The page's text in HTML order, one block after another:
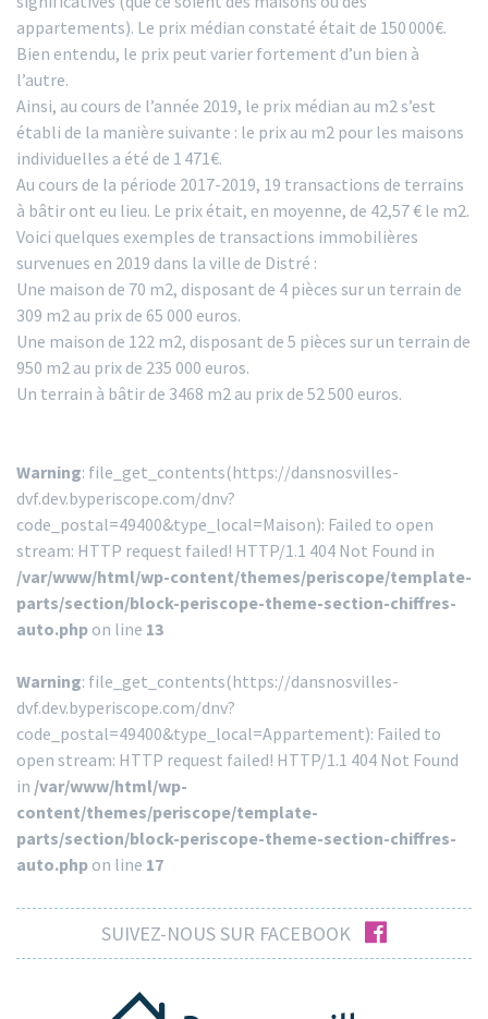
appartements). Le prix médian constaté était de 150 000€.
Bien entendu, le prix peut varier fortement d’un bien à
l’autre.
Ainsi, au cours de l’année 2019, le prix médian au m2 s’est
établi de la manière suivante : le prix au m2 pour les maisons
individuelles a été de 1 471€.
Au cours de la période 2017-2019, 19 transactions de terrains
à bâtir ont eu lieu. Le prix était, en moyenne, de 42,57 € le m2.
Voici quelques exemples de transactions immobilières
survenues en 2019 dans la ville de Distré :
Une maison de 70 m2, disposant de 4 pièces sur un terrain de
309 m2 au prix de 65 000 euros.
Une maison de 122 m2, disposant de 5 pièces sur un terrain de
950 m2 au prix de 235 000 euros.
Un terrain à bâtir de 3468 m2 au prix de 52 500 euros.
Warning: file_get_contents(https://dansnosvilles-
dvf.dev.byperiscope.com/dnv?
code_postal=49400&type_local=Maison): Failed to open
stream: HTTP request failed! HTTP/1.1 404 Not Found in
/var/www/html/wp-content/themes/periscope/template-
parts/section/block-periscope-theme-section-chiffres-
auto.php on line 13
Warning: file_get_contents(https://dansnosvilles-
dvf.dev.byperiscope.com/dnv?
code_postal=49400&type_local=Appartement): Failed to
open stream: HTTP request failed! HTTP/1.1 404 Not Found
in /var/www/html/wp-
content/themes/periscope/template-
parts/section/block-periscope-theme-section-chiffres-
auto.php on line 17
SUIVEZ-NOUS SUR FACEBOOK facebook